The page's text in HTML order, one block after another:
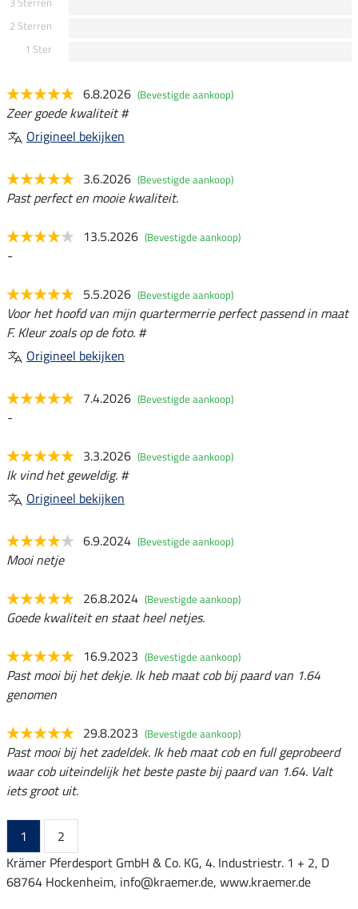
2 Sterren
1 Ster
6.8.2026 (Bevestigde aankoop)
Zeer goede kwaliteit #
Origineel bekijken
3.6.2026 (Bevestigde aankoop)
Past perfect en mooie kwaliteit.
13.5.2026 (Bevestigde aankoop)
-
5.5.2026 (Bevestigde aankoop)
Voor het hoofd van mijn quartermerrie perfect passend in maat
F. Kleur zoals op de foto. #
Origineel bekijken
7.4.2026 (Bevestigde aankoop)
-
3.3.2026 (Bevestigde aankoop)
Ik vind het geweldig. #
Origineel bekijken
6.9.2024 (Bevestigde aankoop)
Mooi netje
26.8.2024 (Bevestigde aankoop)
Goede kwaliteit en staat heel netjes.
16.9.2023 (Bevestigde aankoop)
Past mooi bij het dekje. Ik heb maat cob bij paard van 1.64
genomen
29.8.2023 (Bevestigde aankoop)
Past mooi bij het zadeldek. Ik heb maat cob en full geprobeerd
waar cob uiteindelijk het beste paste bij paard van 1.64. Valt
iets groot uit.
1
2
Krämer Pferdesport GmbH & Co. KG, 4. Industriestr. 1 + 2, D
68764 Hockenheim, info@kraemer.de, www.kraemer.de